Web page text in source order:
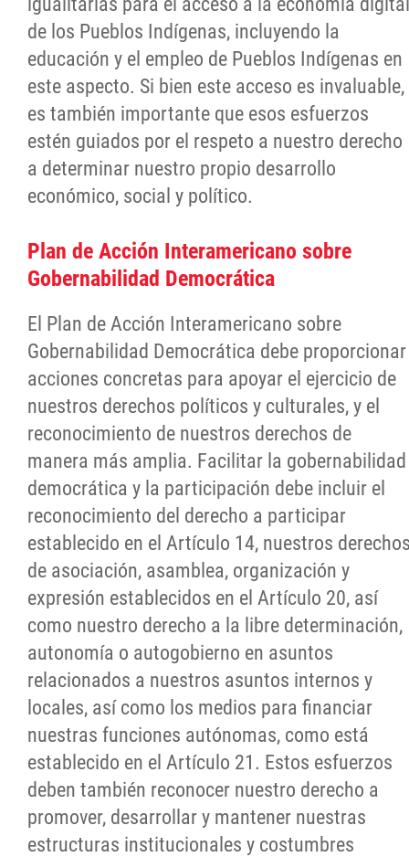
de los Pueblos Indígenas, incluyendo la
educación y el empleo de Pueblos Indígenas en
este aspecto. Si bien este acceso es invaluable,
es también importante que esos esfuerzos
estén guiados por el respeto a nuestro derecho
a determinar nuestro propio desarrollo
económico, social y político.
Plan de Acción Interamericano sobre
Gobernabilidad Democrática
El Plan de Acción Interamericano sobre
Gobernabilidad Democrática debe proporcionar
acciones concretas para apoyar el ejercicio de
nuestros derechos políticos y culturales, y el
reconocimiento de nuestros derechos de
manera más amplia. Facilitar la gobernabilidad
democrática y la participación debe incluir el
reconocimiento del derecho a participar
establecido en el Artículo 14, nuestros
de asociación, asamblea, organización y
expresión establecidos en el Artículo 20, así
como nuestro derecho a la libre determinación,
autonomía o autogobierno en asuntos
relacionados a nuestros asuntos internos y
locales, así como los medios para financiar
nuestras funciones autónomas, como está
establecido en el Artículo 21. Estos esfuerzos
deben también reconocer nuestro derecho a
promover, desarrollar y mantener nuestras
estructuras institucionales y costumbres